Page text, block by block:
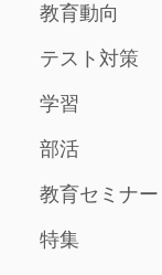
教育動向
テスト対策
学習
部活
教育セミナー
特集